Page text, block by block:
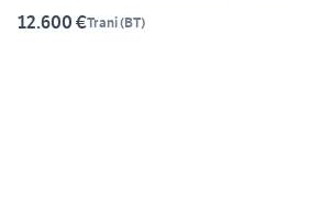
12.600 €Trani(BT)